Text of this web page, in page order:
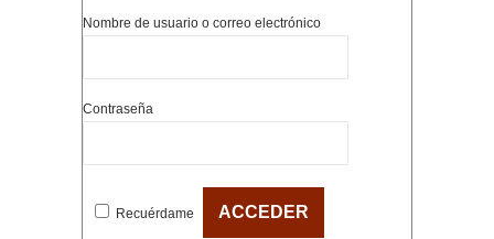
Nombre de usuario o correo electrónico
Contraseña
Recuérdame